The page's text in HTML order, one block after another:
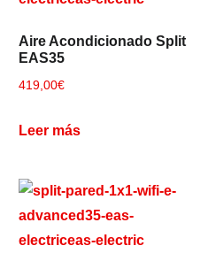
ver resultados.
Aire Acondicionado Split
EAS35
419,00€
Leer más